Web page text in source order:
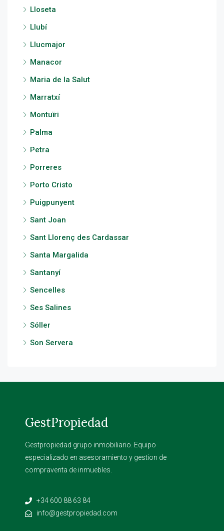
Lloseta
Llubí
Llucmajor
Manacor
Maria de la Salut
Marratxí
Montuïri
Palma
Petra
Porreres
Porto Cristo
Puigpunyent
Sant Joan
Sant Llorenç des Cardassar
Santa Margalida
Santanyí
Sencelles
Ses Salines
Sóller
Son Servera
GestPropiedad
Gestpropiedad grupo inmobiliario. Equipo
especializado en asesoramiento y gestion de
compraventa de inmuebles.
+34 600 88 63 84
info@gestpropiedad.com